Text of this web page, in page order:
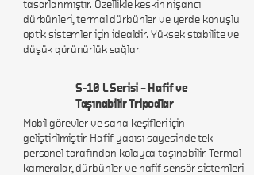
1m
0m
50 cm
tasarlanmıştır. Özellikle keskin nişancı
dürbünleri, termal dürbünler ve yerde konuşlu
optik sistemler için idealdir. Yüksek stabilite ve
düşük görünürlük sağlar.
S-10 L Serisi – Hafif ve
Taşınabilir Tripodlar
Mobil görevler ve saha keşifleri için
geliştirilmiştir. Hafif yapısı sayesinde tek
personel tarafından kolayca taşınabilir. Termal
kameralar, dürbünler ve hafif sensör sistemleri